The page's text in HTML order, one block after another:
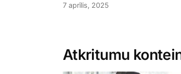
7 aprīlis, 2025
Atkritumu